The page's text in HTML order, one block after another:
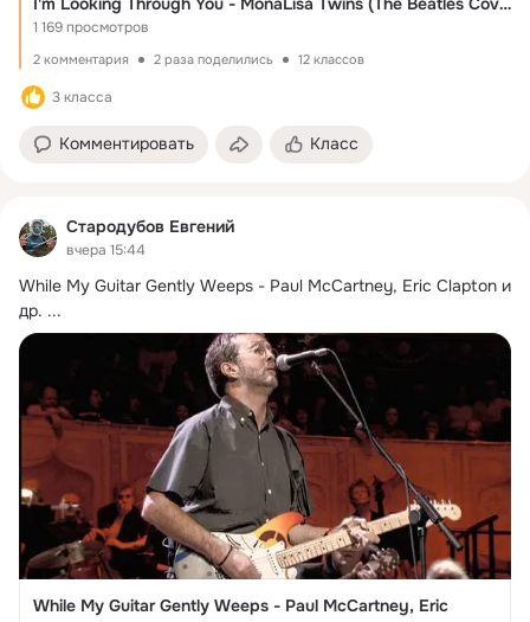
1 169 просмотров
2 комментария 2 раза поделились 12 классов
3 класса
Комментировать Класс
Cтaрoдубoв Eвгeний
вчера 15:44
Whilе Му Guitаr Gеntlу Wеерs - Раul МсСаrtnеy, Eric Clapton и
др. ...
Whilе Му Guitаr Gеntlу Wеерs - Раul МсСаrtnеy, Eric